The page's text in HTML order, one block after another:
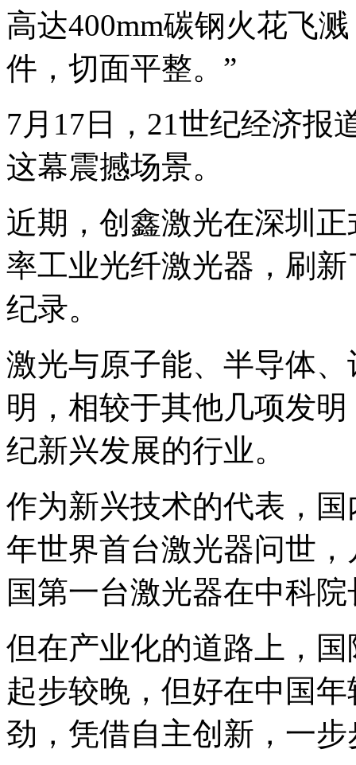
高达400mm碳钢火花飞
件，切面平整。”
7月17日，21世纪经济报
这幕震撼场景。
近期，创鑫激光在深圳
率工业光纤激光器，刷
纪录。
激光与原子能、半导体
明，相较于其他几项发
纪新兴发展的行业。
作为新兴技术的代表，
年世界首台激光器问世
国第一台激光器在中科
但在产业化的道路上，
起步较晚，但好在中国
劲，凭借自主创新，一